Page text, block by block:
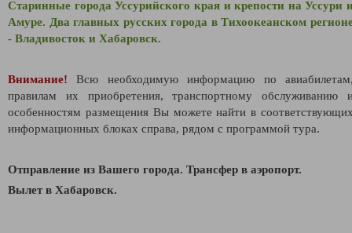
Старинные города Уссурийского края и крепости на Уссури
Амуре. Два главных русских города в Тихоокеанском
- Владивосток и Хабаровск.
Внимание!
Всю необходимую информацию по
правилам их приобретения, транспортному обслуживанию
особенностям размещения Вы можете найти в
информационных блоках справа, рядом с программой тура.
Отправление из Вашего города. Трансфер в аэропорт.
Вылет в Хабаровск.